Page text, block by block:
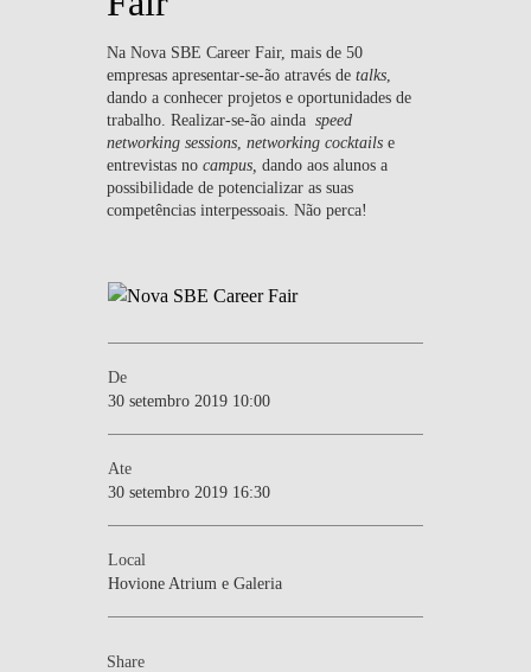
COMUNIDADE
WHAT'S HAPPENING
Na Nova SBE Career Fair, mais de 50
empresas apresentar-se-ão através detalks
dando a conhecer projetos e oportunidades de
trabalho. Realizar-se-ão aindaspeed
networking sessions ,networking cocktails e
entrevistas nocampus,dando aos alunos a
possibilidade de potencializar as suas
competências interpessoais. Não perca!
De
30 setembro 2019 10:00
Ate
30 setembro 2019 16:30
Local
Hovione Atrium e Galeria
Share